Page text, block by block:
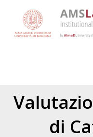
di